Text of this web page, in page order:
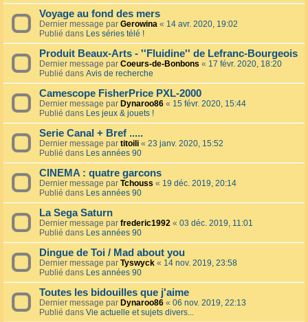
Voyage au fond des mers
Dernier message par Gerowina « 14 avr. 2020, 19:02
Publié dans Les séries télé !
Produit Beaux-Arts - ''Fluidine'' de Lefranc-Bourgeois
Dernier message par Coeurs-de-Bonbons « 17 févr. 2020, 18:20
Publié dans Avis de recherche
Camescope FisherPrice PXL-2000
Dernier message par Dynaroo86 « 15 févr. 2020, 15:44
Publié dans Les jeux & jouets !
Serie Canal + Bref .....
Dernier message par titoili « 23 janv. 2020, 15:52
Publié dans Les années 90
CINEMA : quatre garcons
Dernier message par Tchouss « 19 déc. 2019, 20:14
Publié dans Les années 90
La Sega Saturn
Dernier message par frederic1992 « 03 déc. 2019, 11:01
Publié dans Les années 90
Dingue de Toi / Mad about you
Dernier message par Tyswyck « 14 nov. 2019, 23:58
Publié dans Les années 90
Toutes les bidouilles que j'aime
Dernier message par Dynaroo86 « 06 nov. 2019, 22:13
Publié dans Vie actuelle et sujets divers...